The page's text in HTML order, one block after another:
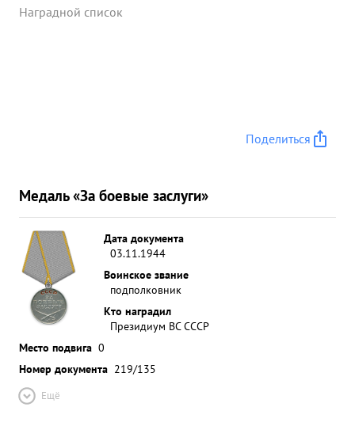
Наградной список
Поделиться
Медаль «За боевые заслуги»
Дата документа
03.11.1944
Воинское звание
подполковник
Кто наградил
Президиум ВС СССР
Место подвига 0
Номер документа 219/135
Ещё